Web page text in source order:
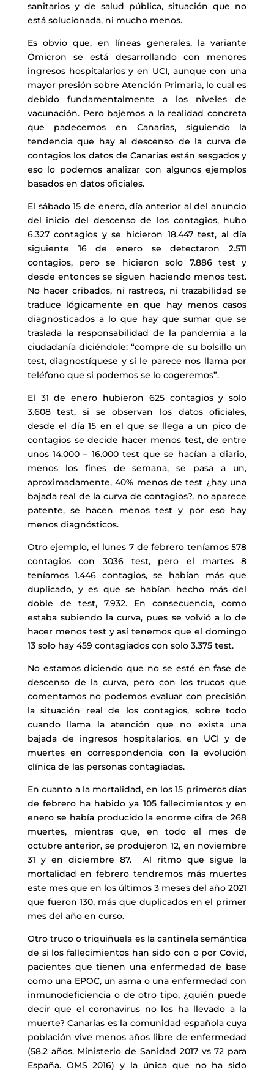
sanitarios y de salud pública, situación que no
está solucionada, ni mucho menos.
Es obvio que, en líneas generales, la variante
Ómicron se está desarrollando con menores
ingresos hospitalarios y en UCI, aunque con una
mayor presión sobre Atención Primaria, lo cual es
debido fundamentalmente a los niveles de
vacunación. Pero bajemos a la realidad concreta
que padecemos en Canarias, siguiendo la
tendencia que hay al descenso de la curva de
contagios los datos de Canarias están sesgados y
eso lo podemos analizar con algunos ejemplos
basados en datos oficiales.
El sábado 15 de enero, día anterior al del anuncio
del inicio del descenso de los contagios, hubo
6.327 contagios y se hicieron 18.447 test, al día
siguiente 16 de enero se detectaron 2.511
contagios, pero se hicieron solo 7.886 test y
desde entonces se siguen haciendo menos test.
No hacer cribados, ni rastreos, ni trazabilidad se
traduce lógicamente en que hay menos casos
diagnosticados a lo que hay que sumar que se
traslada la responsabilidad de la pandemia a la
ciudadanía diciéndole: “compre de su bolsillo un
test, diagnostíquese y si le parece nos llama por
teléfono que si podemos se lo cogeremos”.
El 31 de enero hubieron 625 contagios y solo
3.608 test, si se observan los datos oficiales,
desde el día 15 en el que se llega a un pico de
contagios se decide hacer menos test, de entre
unos 14.000 – 16.000 test que se hacían a diario,
menos los fines de semana, se pasa a un,
aproximadamente, 40% menos de test ¿hay una
bajada real de la curva de contagios?, no aparece
patente, se hacen menos test y por eso hay
menos diagnósticos.
Otro ejemplo, el lunes 7 de febrero teníamos 578
contagios con 3036 test, pero el martes 8
teníamos 1.446 contagios, se habían más que
duplicado, y es que se habían hecho más del
doble de test, 7.932. En consecuencia, como
estaba subiendo la curva, pues se volvió a lo de
hacer menos test y así tenemos que el domingo
13 solo hay 459 contagiados con solo 3.375 test.
No estamos diciendo que no se esté en fase de
descenso de la curva, pero con los trucos que
comentamos no podemos evaluar con precisión
la situación real de los contagios, sobre todo
cuando llama la atención que no exista una
bajada de ingresos hospitalarios, en UCI y de
muertes en correspondencia con la evolución
clínica de las personas contagiadas.
En cuanto a la mortalidad, en los 15 primeros días
de febrero ha habido ya 105 fallecimientos y en
enero se había producido la enorme cifra de 268
muertes, mientras que, en todo el mes de
octubre anterior, se produjeron 12, en noviembre
31 y en diciembre 87. Al ritmo que sigue la
mortalidad en febrero tendremos más muertes
este mes que en los últimos 3 meses del año 2021
que fueron 130, más que duplicados en el primer
mes del año en curso.
Otro truco o triquiñuela es la cantinela semántica
de si los fallecimientos han sido con o por Covid,
pacientes que tienen una enfermedad de base
como una EPOC, un asma o una enfermedad con
inmunodeficiencia o de otro tipo, ¿quién puede
decir que el coronavirus no los ha llevado a la
muerte? Canarias es la comunidad española cuya
población vive menos años libre de enfermedad
(58.2 años. Ministerio de Sanidad 2017 vs 72 para
España. OMS 2016) y la única que no ha sido